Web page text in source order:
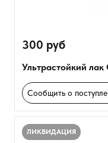
300 руб
Ультрастойкий
Сообщить о
ЛИКВИДАЦИЯ